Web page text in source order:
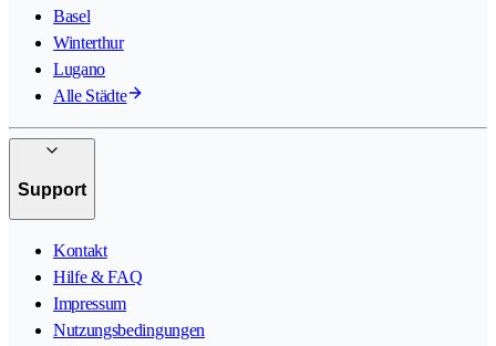
Basel
Winterthur
Lugano
Alle Städte
Support
Kontakt
Hilfe & FAQ
Impressum
Nutzungsbedingungen